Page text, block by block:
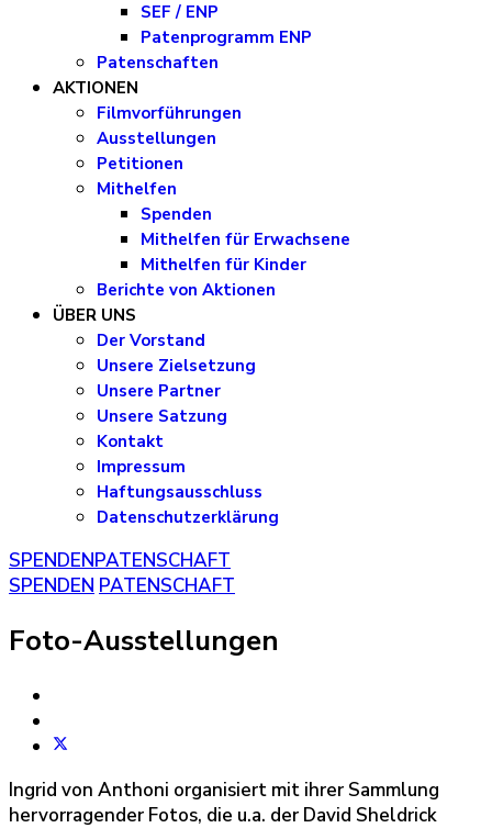
SEF / ENP
Patenprogramm ENP
Patenschaften
AKTIONEN
Filmvorführungen
Ausstellungen
Petitionen
Mithelfen
Spenden
Mithelfen für Erwachsene
Mithelfen für Kinder
Berichte von Aktionen
ÜBER UNS
Der Vorstand
Unsere Zielsetzung
Unsere Partner
Unsere Satzung
Kontakt
Impressum
Haftungsausschluss
Datenschutzerklärung
SPENDENPATENSCHAFT
SPENDEN PATENSCHAFT
Foto-Ausstellungen
Ingrid von Anthoni organisiert mit ihrer Sammlung
hervorragender Fotos, die u.a. der David Sheldrick